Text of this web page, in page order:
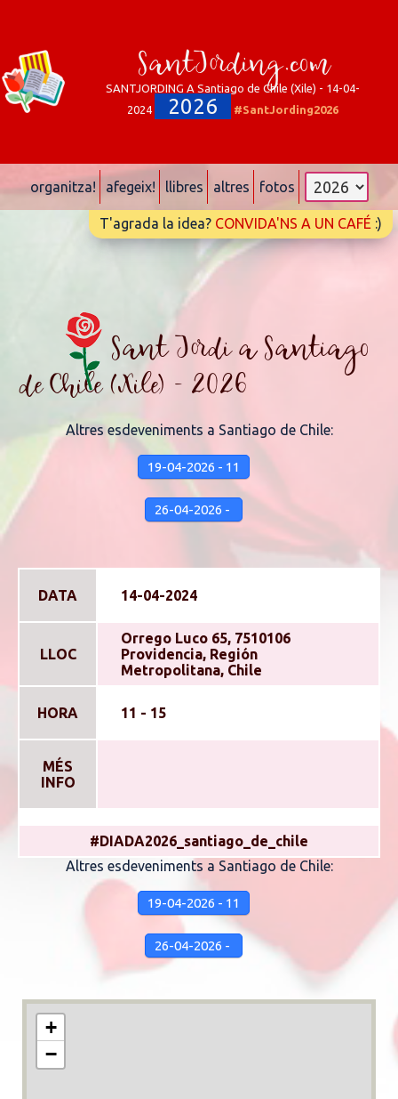
SantJording.com
SANTJORDING A Santiago de Chile (Xile) - 14-04-
2024
2026 #SantJording2026
organitza! afegeix! llibres altres fotos
T'agrada la idea? CONVIDA'NS A UN CAFÉ :)
Sant Jordi a Santiago
de Chile (Xile) - 2026
Altres esdeveniments a Santiago de Chile:
19-04-2026 - 11
26-04-2026 -
DATA 14-04-2024
LLOC
Orrego Luco 65, 7510106
Providencia, Región
Metropolitana, Chile
HORA 11 - 15
MÉS
INFO
#DIADA2026_santiago_de_chile
Altres esdeveniments a Santiago de Chile:
19-04-2026 - 11
26-04-2026 -
+
−